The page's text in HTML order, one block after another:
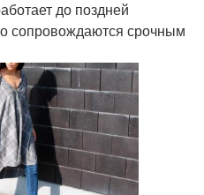
до поздней
сопровождаются срочным